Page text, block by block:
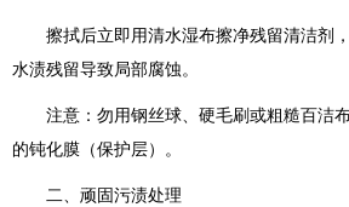
擦拭后立即用清水湿布擦净残留清洁剂，
水渍残留导致局部腐蚀。
注意：勿用钢丝球、硬毛刷或粗糙百洁布
的钝化膜（保护层）。
二、顽固污渍处理